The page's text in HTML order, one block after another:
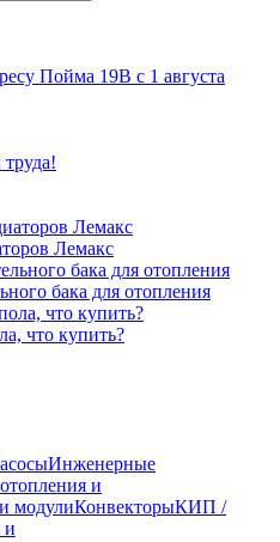
Пойма 19В с 1 августа
Лемакс
бака для отопления
что купить?
Инженерные
и
модулиКонвекторыКИП /
и